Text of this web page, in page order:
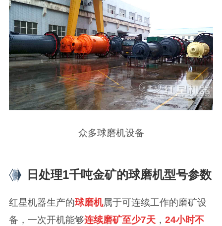
众多球磨机设备
日处理1千吨金矿的球磨机型号参数
红星机器生产的球磨机属于可连续工作的磨矿设
备，一次开机能够连续磨矿至少7天， 24小时不